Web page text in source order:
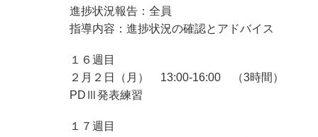
進捗状況報告：全員
指導内容：進捗状況の確認とアドバイス
１６週目
２月２日（月） 13:00-16:00 （3時間）
PDⅢ発表練習
１７週目